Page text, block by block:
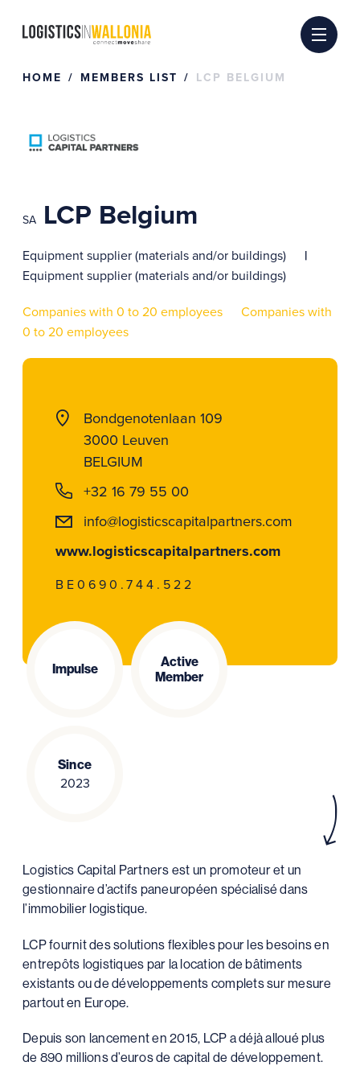
HOME MEMBERS LIST LCP BELGIUM
SA LCP Belgium
Equipment supplier (materials and/or buildings)
Equipment supplier (materials and/or buildings)
Companies with 0 to 20 employees
Companies with
0 to 20 employees
Bondgenotenlaan 109
3000 Leuven
BELGIUM
+32 16 79 55 00
info@logisticscapitalpartners.com
www.logisticscapitalpartners.com
BE0690.744.522
Impulse
Active
Member
Since
2023
Logistics Capital Partners est un promoteur et un
gestionnaire d’actifs paneuropéen spécialisé dans
l’immobilier logistique.
LCP fournit des solutions flexibles pour les besoins en
entrepôts logistiques par la location de bâtiments
existants ou de développements complets sur mesure
partout en Europe.
Depuis son lancement en 2015, LCP a déjà alloué plus
de 890 millions d’euros de capital de développement.